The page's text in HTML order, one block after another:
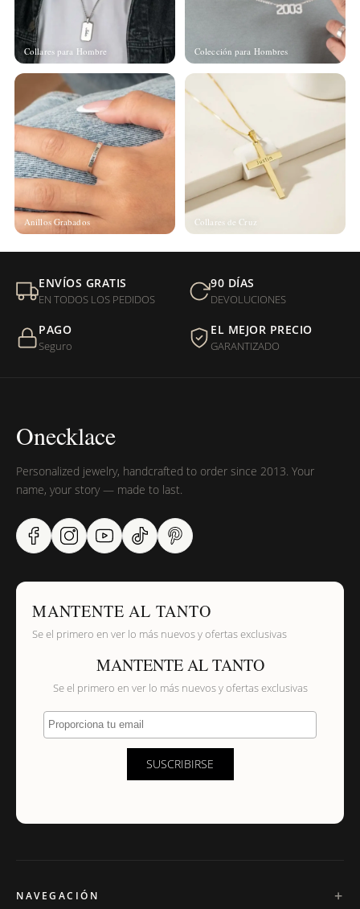
Collares para Hombre Colección para Hombres
Anillos Grabados Collares de Cruz
ENVÍOS GRATIS
EN TODOS LOS PEDIDOS
90 DÍAS
DEVOLUCIONES
PAGO
Seguro
EL MEJOR PRECIO
GARANTIZADO
Onecklace
Personalized jewelry, handcrafted to order since 2013. Your
name, your story — made to last.
MANTENTE AL TANTO
Se el primero en ver lo más nuevos y ofertas exclusivas
MANTENTE AL TANTO
Se el primero en ver lo más nuevos y ofertas exclusivas
Proporciona tu email
SUSCRIBIRSE
NAVEGACIÓN